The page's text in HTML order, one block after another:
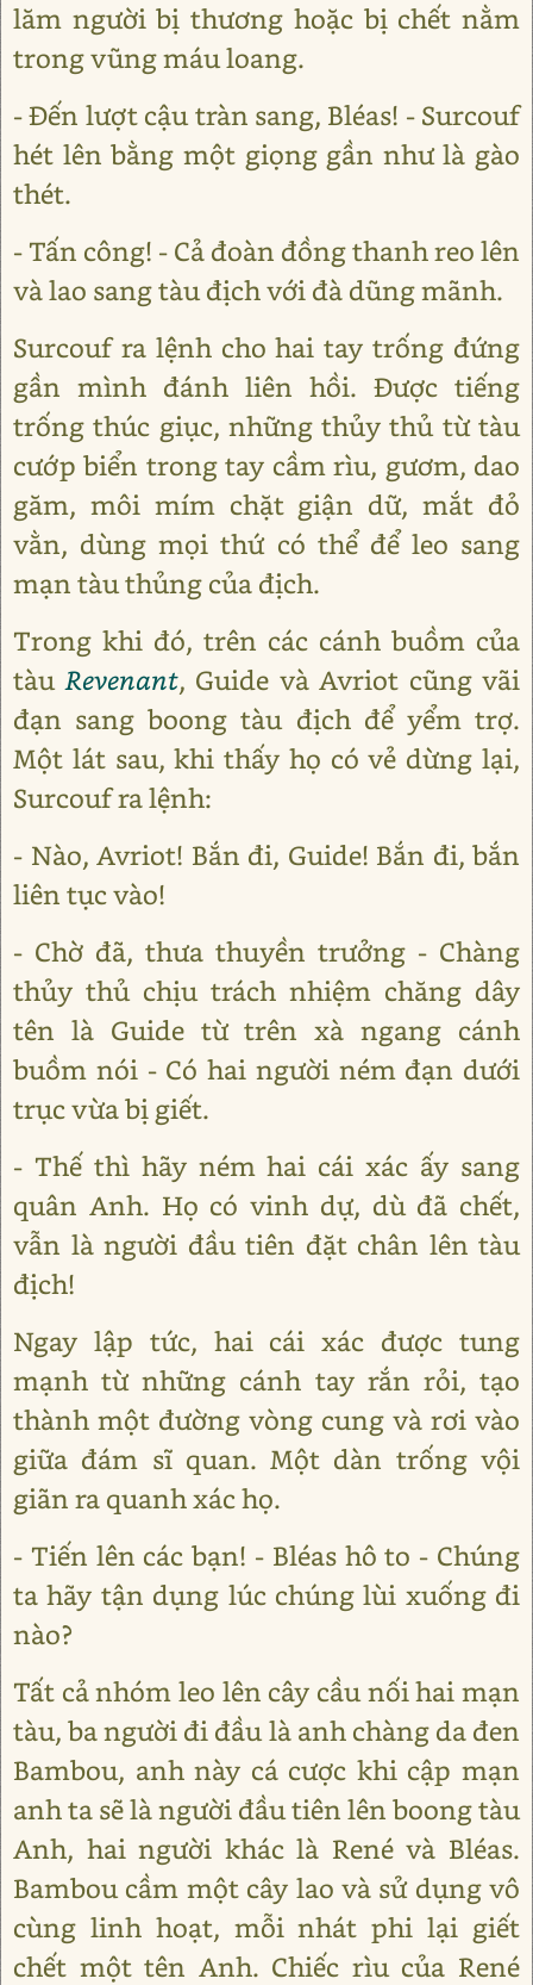
lăm người bị thương hoặc bị chết nằm
trong vũng máu loang.
- Đến lượt cậu tràn sang, Bléas! - Surcouf
hét lên bằng một giọng gần như là gào
thét.
- Tấn công! - Cả đoàn đồng thanh reo lên
và lao sang tàu địch với đà dũng mãnh.
Surcouf ra lệnh cho hai tay trống đứng
gần mình đánh liên hồi. Được tiếng
trống thúc giục, những thủy thủ từ tàu
cướp biển trong tay cầm rìu, gươm, dao
găm, môi mím chặt giận dữ, mắt đỏ
vằn, dùng mọi thứ có thể để leo sang
mạn tàu thủng của địch.
Trong khi đó, trên các cánh buồm của
tàuRevenant, Guide và Avriot cũng vãi
đạn sang boong tàu địch để yểm trợ.
Một lát sau, khi thấy họ có vẻ dừng lại,
Surcouf ra lệnh:
- Nào, Avriot! Bắn đi, Guide! Bắn đi, bắn
liên tục vào!
- Chờ đã, thưa thuyền trưởng - Chàng
thủy thủ chịu trách nhiệm chăng dây
tên là Guide từ trên xà ngang cánh
buồm nói - Có hai người ném đạn dưới
trục vừa bị giết.
- Thế thì hãy ném hai cái xác ấy sang
quân Anh. Họ có vinh dự, dù đã chết,
vẫn là người đầu tiên đặt chân lên tàu
địch!
Ngay lập tức, hai cái xác được tung
mạnh từ những cánh tay rắn rỏi, tạo
thành một đường vòng cung và rơi vào
giữa đám sĩ quan. Một dàn trống vội
giãn ra quanh xác họ.
- Tiến lên các bạn! - Bléas hô to - Chúng
ta hãy tận dụng lúc chúng lùi xuống đi
nào?
Tất cả nhóm leo lên cây cầu nối hai mạn
tàu, ba người đi đầu là anh chàng da đen
Bambou, anh này cá cược khi cập mạn
anh ta sẽ là người đầu tiên lên boong tàu
Anh, hai người khác là René và Bléas.
Bambou cầm một cây lao và sử dụng vô
cùng linh hoạt, mỗi nhát phi lại giết
chết một tên Anh. Chiếc rìu của René